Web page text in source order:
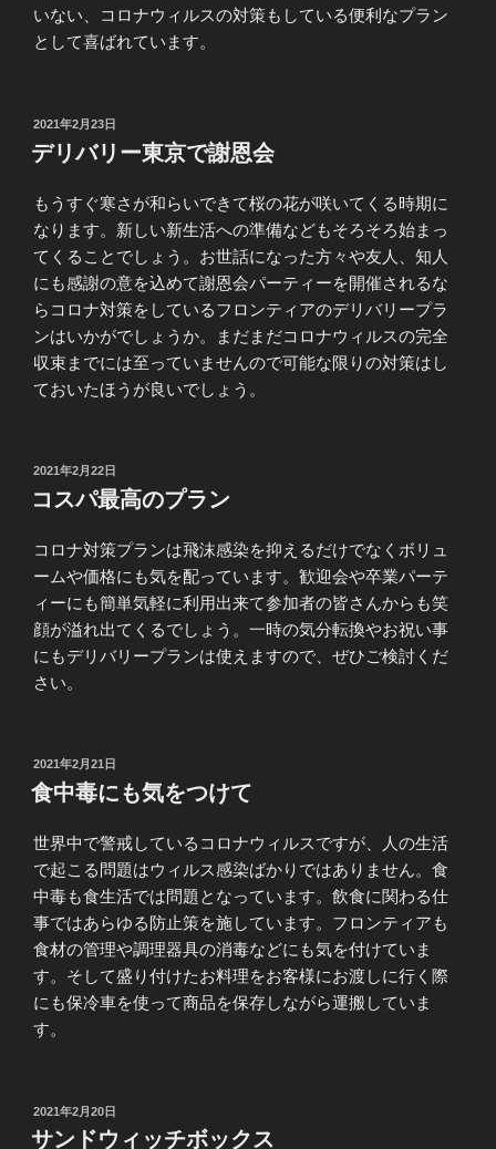
いない、コロナウィルスの対策もしている便利なプラン
として喜ばれています。
投
稿
日:
2021年2月23日
デリバリー東京で謝恩会
もうすぐ寒さが和らいできて桜の花が咲いてくる時期に
なります。新しい新生活への準備などもそろそろ始まっ
てくることでしょう。お世話になった方々や友人、知人
にも感謝の意を込めて謝恩会パーティーを開催されるな
らコロナ対策をしているフロンティアのデリバリープラ
ンはいかがでしょうか。まだまだコロナウィルスの完全
収束までには至っていませんので可能な限りの対策はし
ておいたほうが良いでしょう。
投
日:
2021年2月22日
コスパ最高のプラン
コロナ対策プランは飛沫感染を抑えるだけでなくボリュ
ームや価格にも気を配っています。歓迎会や卒業パーテ
ィーにも簡単気軽に利用出来て参加者の皆さんからも笑
顔が溢れ出てくるでしょう。一時の気分転換やお祝い事
にもデリバリープランは使えますので、ぜひご検討くだ
さい。
投
稿
日:
2021年2月21日
食中毒にも気をつけて
世界中で警戒しているコロナウィルスですが、人の生活
で起こる問題はウィルス感染ばかりではありません。食
中毒も食生活では問題となっています。飲食に関わる仕
事ではあらゆる防止策を施しています。フロンティアも
食材の管理や調理器具の消毒などにも気を付けていま
す。そして盛り付けたお料理をお客様にお渡しに行く際
にも保冷車を使って商品を保存しながら運搬していま
す。
投
稿
2021年2月20日
サンドウィッチボックス